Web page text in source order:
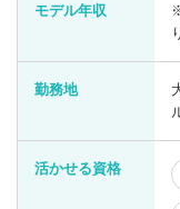
求人情報
モデル年収
勤務地
活かせる資格